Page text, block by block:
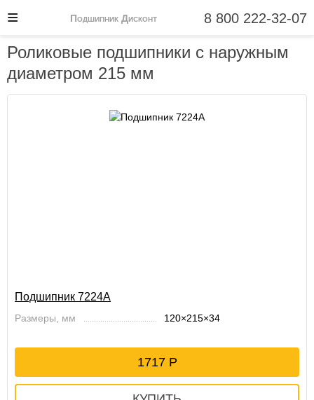
Роликовые подшипники с наружным
диаметром 215 мм
Подшипник 7224А
Размеры, мм 120×215×34
1717
Подшипник Дисконт 8 800 222-32-07